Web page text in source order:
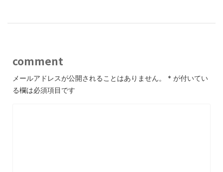
comment
メールアドレスが公開されることはありません。 * が付いてい
る欄は必須項目です